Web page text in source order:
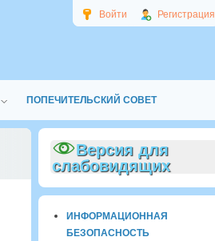
Войти Регистрация
ПОПЕЧИТЕЛЬСКИЙ СОВЕТ
Версия для
слабовидящих
ИНФОРМАЦИОННАЯ
БЕЗОПАСНОСТЬ